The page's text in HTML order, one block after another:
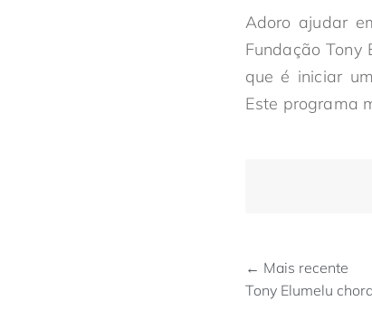
Adoro ajudar
Fundação
que é iniciar
Este programa
← Mais recente
Tony Elumelu